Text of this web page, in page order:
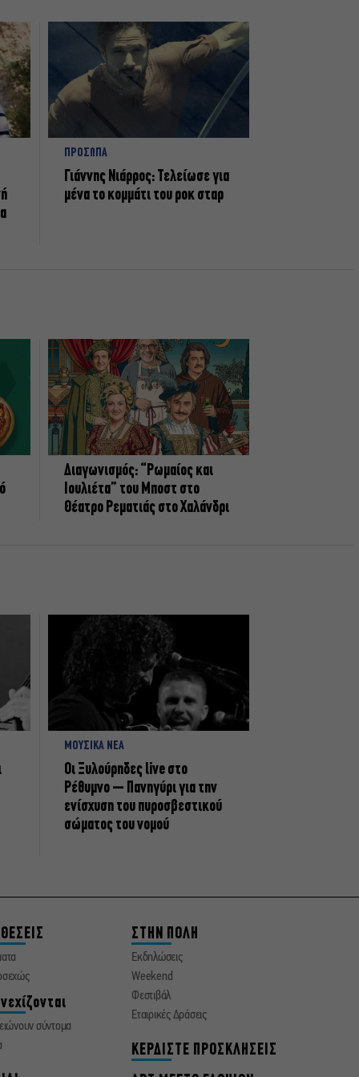
ΠΡΟΣΩΠΑ
Γιάννης Νιάρρος: Τελείωσε για
μένα το κομμάτι του ροκ σταρ
Διαγωνισμός: “Ρωμαίος και
Ιουλιέτα” του Μποστ στο
Θέατρο Ρεματιάς στο Χαλάνδρι
ΜΟΥΣΙΚΑ ΝΕΑ
Οι Ξυλούρηδες live στο
Ρέθυμνο – Πανηγύρι για την
ενίσχυση του πυροσβεστικού
σώματος του νομού
σύντομα
ΣΤΗΝ ΠΟΛΗ
Εκδηλώσεις
Weekend
Φεστιβάλ
Εταιρικές Δράσεις
ΚΕΡΔΙΣΤΕ ΠΡΟΣΚΛΗΣΕΙΣ